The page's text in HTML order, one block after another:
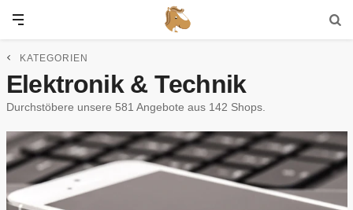
KATEGORIEN
Elektronik & Technik
Durchstöbere unsere 581 Angebote aus 142 Shops.